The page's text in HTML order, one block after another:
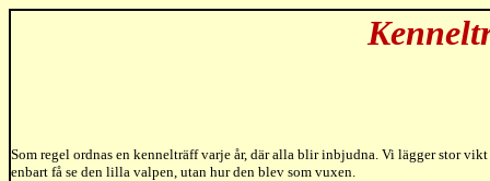
Som regel ordnas en kennelträff varje år, där alla blir inbjudna. Vi lägger stor
enbart få se den lilla valpen, utan hur den blev som vuxen.